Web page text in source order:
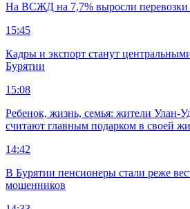
На ВСЖД на 7,7% выросли перевозки
15:45
Кадры и экспорт станут
Бурятии
15:08
Ребенок, жизнь, семья: жители Улан-
считают главным подарком в своей
14:42
В Бурятии пенсионеры стали реже
мошенников